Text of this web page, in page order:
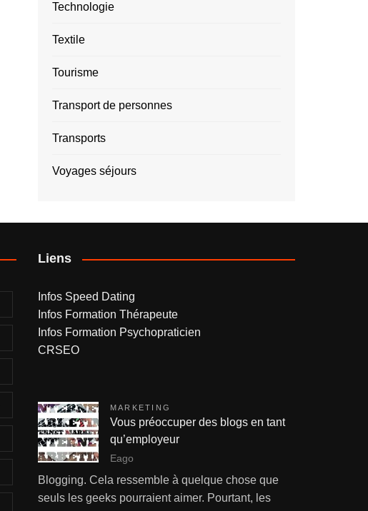
Technologie
Textile
Tourisme
Transport de personnes
Transports
Voyages séjours
Liens
Infos Speed Dating
Infos Formation Thérapeute
Infos Formation Psychopraticien
CRSEO
MARKETING
Vous préoccuper des blogs en tant
qu’employeur
Eago
Blogging. Cela ressemble à quelque chose que
seuls les geeks pourraient aimer. Pourtant, les